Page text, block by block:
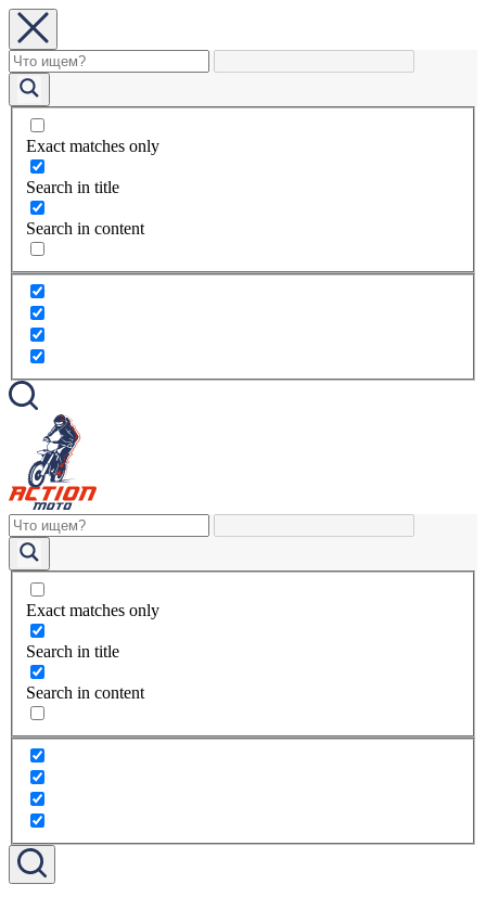
Exact matches only
Search in title
Search in content
Exact matches only
Search in title
Search in content